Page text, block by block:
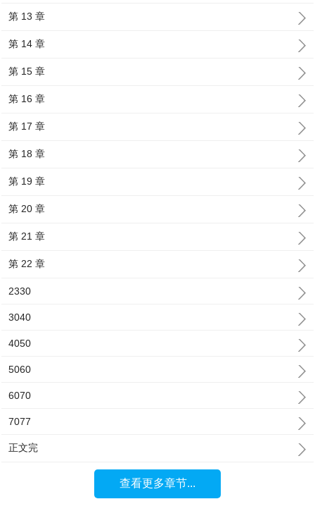
第 13 章
第 14 章
第 15 章
第 16 章
第 17 章
第 18 章
第 19 章
第 20 章
第 21 章
第 22 章
2330
3040
4050
5060
6070
7077
正文完
查看更多章节...